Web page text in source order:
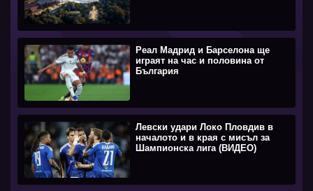
Реал Мадрид и Барселона ще
играят на час и половина от
България
Левски удари Локо Пловдив в
началото и в края с мисъл за
Шампионска лига (ВИДЕО)